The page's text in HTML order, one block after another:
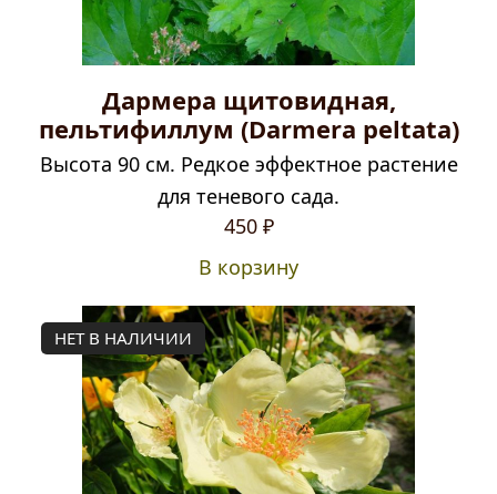
Дармера щитовидная,
пельтифиллум (Darmera peltata)
Высота 90 см. Редкое эффектное растение
для теневого сада.
450 ₽
В корзину
НЕТ В НАЛИЧИИ